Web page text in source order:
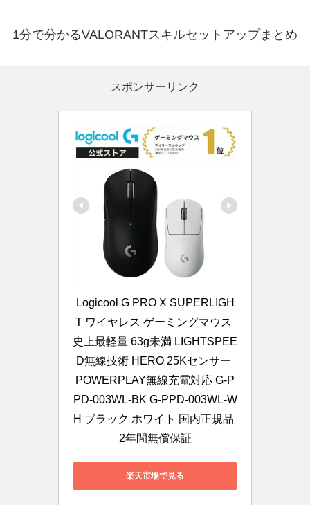
1分で分かるVALORANTスキルセットアップまとめ
スポンサーリンク
Logicool G PRO X SUPERLIGH
T ワイヤレス ゲーミングマウス
史上最軽量 63g未満 LIGHTSPEE
D無線技術 HERO 25Kセンサー
POWERPLAY無線充電対応 G-P
PD-003WL-BK G-PPD-003WL-W
H ブラック ホワイト 国内正規品
2年間無償保証
楽天市場で見る